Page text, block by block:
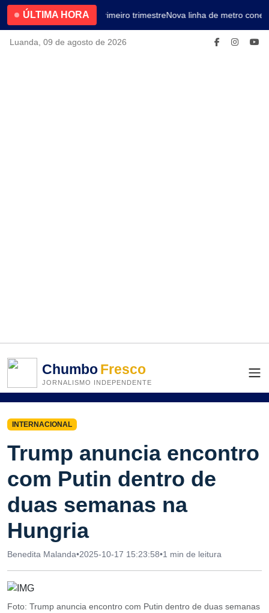
ÚLTIMA HORA4.2% no primeiro trimestreNova linha de metro
Luanda, 09 de agosto de 2026
ChumboFresco
JORNALISMO INDEPENDENTE
INTERNACIONAL
Trump anuncia encontro
com Putin dentro de
duas semanas na
Hungria
Benedita Malanda•2025-10-17 15:23:58•1 min de leitura
Foto: Trump anuncia encontro com Putin dentro de duas semanas